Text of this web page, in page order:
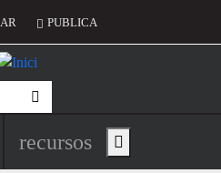
compte d'usuari
PUBLICA
principal de
recursos Show main menu